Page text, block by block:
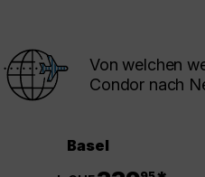
Von welchen
Condor nach
Basel